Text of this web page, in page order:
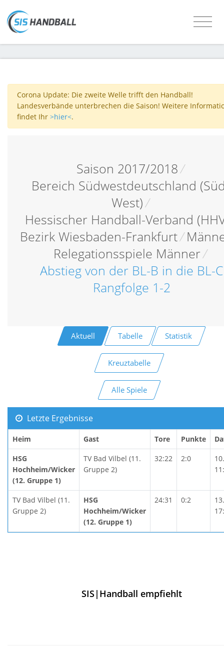
Corona Update: Die zweite Welle trifft den Handball!
Landesverbände unterbrechen die Saison! Weitere
findet Ihr >hier<.
Saison 2017/2018/
Bereich Südwestdeutschland
West)/
Hessischer Handball-Verband
Bezirk Wiesbaden-Frankfurt/
Relegationsspiele Männer/
Abstieg von der BL-B in die BL-C
Rangfolge 1-2
Aktuell Tabelle Statistik
Kreuztabelle
Alle Spiele
Letzte Ergebnisse
Heim Gast Tore Punkte
HSG
Hochheim/Wicker
(12. Gruppe 1)
TV Bad Vilbel (11.
Gruppe 2)
32:22 2:0
TV Bad Vilbel (11.
Gruppe 2)
HSG
Hochheim/Wicker
(12. Gruppe 1)
24:31 0:2
SIS|Handball empfiehlt